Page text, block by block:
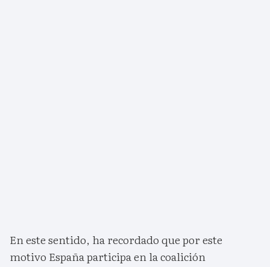
En este sentido, ha recordado que por este
motivo España participa en la coalición